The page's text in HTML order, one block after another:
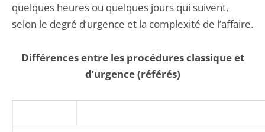
quelques heures ou quelques jours qui suivent,
selon le degré d’urgence et la complexité de l’affaire.
Différences entre les procédures classique et
d’urgence (référés)